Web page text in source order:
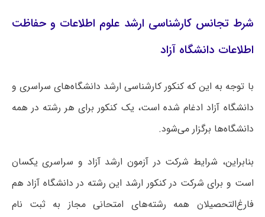
شرط تجانس کارشناسی ارشد علوم اطلاعات و حفاظت
اطلاعات دانشگاه آزاد
با توجه به این که کنکور کارشناسی ارشد دانشگاه‌های سراسری و
دانشگاه آزاد ادغام شده است، یک کنکور برای هر رشته در همه
دانشگاه‌ها برگزار می‌شود.
بنابراین، شرایط شرکت در آزمون ارشد آزاد و سراسری یکسان
است و برای شرکت در کنکور ارشد این رشته در دانشگاه آزاد هم
فارغ‌التحصیلان همه رشته‌های امتحانی مجاز به ثبت نام